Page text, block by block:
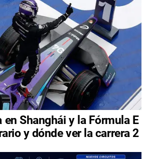
en Shanghái y la Fórmula E
y dónde ver la carrera 2